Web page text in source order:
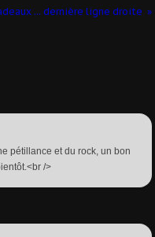
... dernière ligne droite
pétillance et du rock, un bon
/>